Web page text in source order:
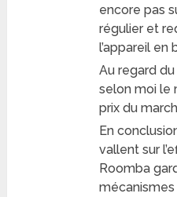
encore pas
régulier et
l’appareil en
Au regard
selon moi le
prix du
En
vallent sur
Roomba